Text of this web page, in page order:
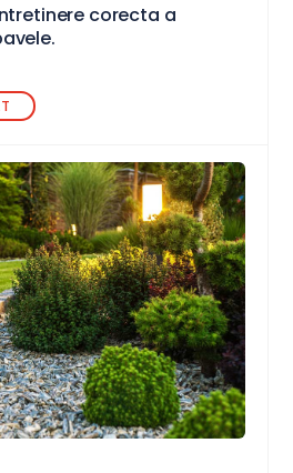
corecta a